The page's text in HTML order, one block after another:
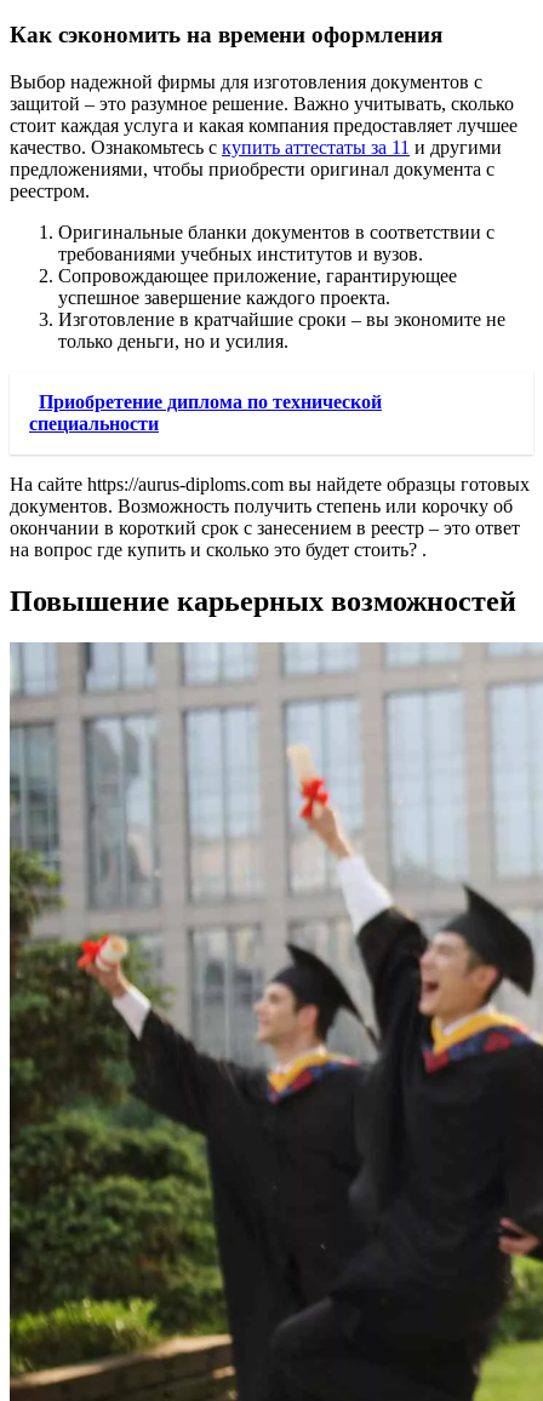
Как сэкономить на времени оформления
Выбор надежной фирмы для изготовления документов с
защитой – это разумное решение. Важно учитывать, сколько
стоит каждая услуга и какая компания предоставляет лучшее
качество. Ознакомьтесь с купить аттестаты за 11 и другими
предложениями, чтобы приобрести оригинал документа с
реестром.
Оригинальные бланки документов в соответствии с
требованиями учебных институтов и вузов.
Сопровождающее приложение, гарантирующее
успешное завершение каждого проекта.
Изготовление в кратчайшие сроки – вы экономите не
только деньги, но и усилия.
Приобретение диплома по технической
специальности
На сайте https://aurus-diploms.com вы найдете образцы готовых
документов. Возможность получить степень или корочку об
окончании в короткий срок с занесением в реестр – это ответ
на вопрос где купить и сколько это будет стоить? .
Повышение карьерных возможностей